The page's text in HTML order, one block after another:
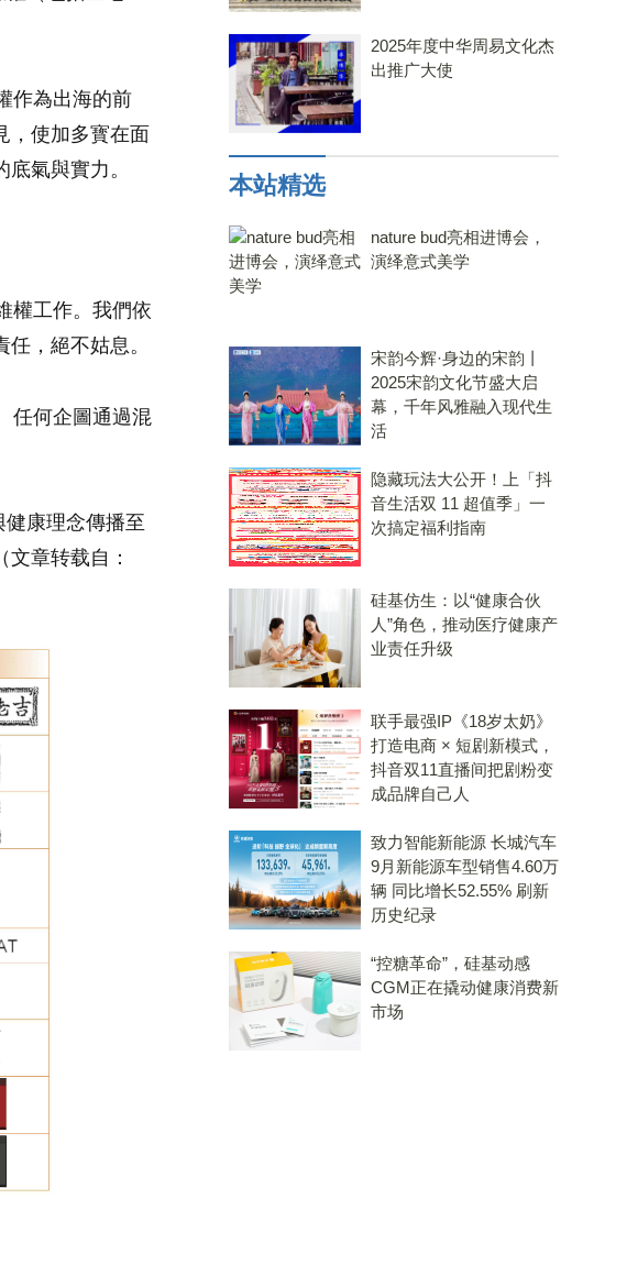
作為出海的前
，使加多寳在面
氣與實力。
權工作。我們依
，絕不姑息。
任何企圖通過混
康理念傳播至
章转载自：
2025年度中华周易文化杰
出推广大使
本站精选
nature bud亮相进博会，
演绎意式美学
宋韵今辉·身边的宋韵丨
2025宋韵文化节盛大启
幕，千年风雅融入现代生
活
隐藏玩法大公开！上「抖
音生活双 11 超值季」一
次搞定福利指南
硅基仿生：以“健康合伙
人”角色，推动医疗健康产
业责任升级
联手最强IP《18岁太奶》
打造电商 × 短剧新模式，
抖音双11直播间把剧粉变
成品牌自己人
致力智能新能源 长城汽车
9月新能源车型销售4.60万
辆 同比增长52.55% 刷新
历史纪录
“控糖革命”，硅基动感
CGM正在撬动健康消费新
市场